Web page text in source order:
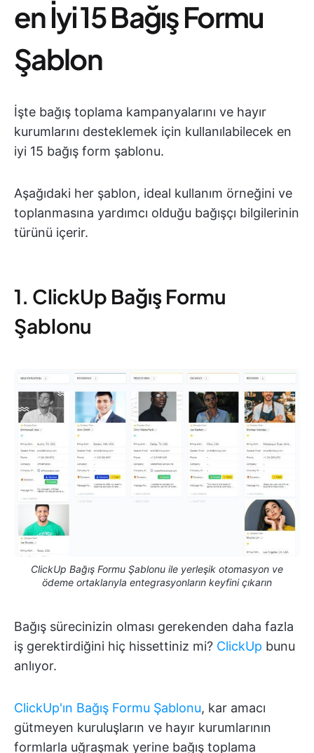
en İyi 15 Bağış Formu
Şablon
İşte bağış toplama kampanyalarını ve hayır
kurumlarını desteklemek için kullanılabilecek en
iyi 15 bağış form şablonu.
Aşağıdaki her şablon, ideal kullanım örneğini ve
toplanmasına yardımcı olduğu bağışçı bilgilerinin
türünü içerir.
1. ClickUp Bağış Formu
Şablonu
ClickUp Bağış Formu Şablonu ile yerleşik otomasyon ve
ödeme ortaklarıyla entegrasyonların keyfini çıkarın
Bağış sürecinizin olması gerekenden daha fazla
iş gerektirdiğini hiç hissettiniz mi? ClickUp bunu
anlıyor.
ClickUp'ın Bağış Formu Şablonu, kar amacı
gütmeyen kuruluşların ve hayır kurumlarının
formlarla uğraşmak yerine bağış toplama